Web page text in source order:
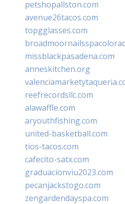
petshopallston.com
avenue26tacos.com
topgglasses.com
missblackpasadena.com
anneskitchen.org
reefrecordsllc.com
alawaffle.com
aryouthfishing.com
united-basketball.com
tios-tacos.com
cafecito-satx.com
graduacionviu2023.com
pecanjackstogo.com
zengardendayspa.com